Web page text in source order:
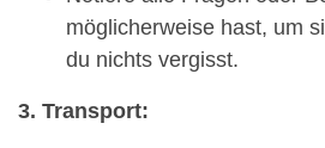
möglicherweise hast, um
du nichts vergisst.
3. Transport: